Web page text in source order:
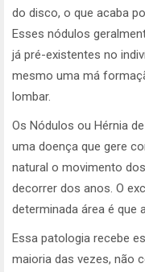
do disco, o que acaba
Esses nódulos
já pré-existentes no
mesmo uma má
lombar.
Os Nódulos ou Hérnia
uma doença que gere
natural o movimento
decorrer dos anos. O
determinada área é que
Essa patologia recebe
maioria das vezes, não